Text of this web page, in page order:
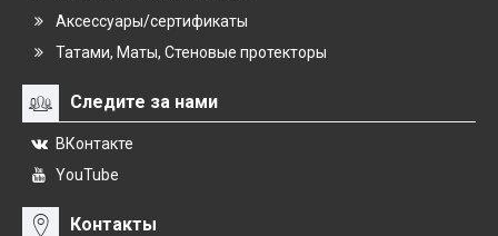
Аксессуары/сертификаты
Татами, Маты, Стеновые протекторы
Следите за нами
ВКонтакте
YouTube
Контакты